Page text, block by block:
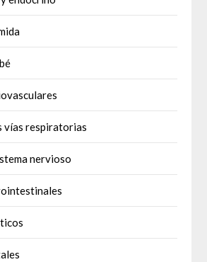
vías respiratorias
nervioso